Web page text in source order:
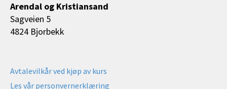
Arendal og Kristiansand
Sagveien 5
4824 Bjorbekk
Avtalevilkår ved kjøp av kurs
Les vår personvernerklæring